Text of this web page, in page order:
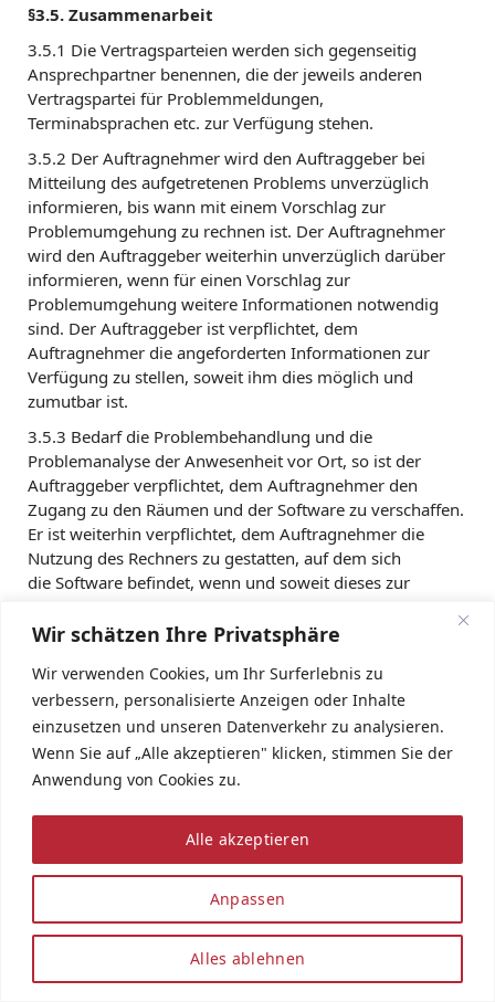
Wir schätzen Ihre Privatsphäre
Wir verwenden Cookies, um Ihr Surferlebnis zu
verbessern, personalisierte Anzeigen oder Inhalte
einzusetzen und unseren Datenverkehr zu analysieren.
Wenn Sie auf „Alle akzeptieren" klicken, stimmen Sie der
Anwendung von Cookies zu.
Anpassen
Alles ablehnen
Alle akzeptieren
§3.5. Zusammenarbeit
3.5.1 Die Vertragsparteien werden sich gegenseitig
Ansprechpartner benennen, die der jeweils anderen
Vertragspartei für Problemmeldungen,
Terminabsprachen etc. zur Verfügung stehen.
3.5.2 Der Auftragnehmer wird den Auftraggeber bei
Mitteilung des aufgetretenen Problems unverzüglich
informieren, bis wann mit einem Vorschlag zur
Problemumgehung zu rechnen ist. Der Auftragnehmer
wird den Auftraggeber weiterhin unverzüglich darüber
informieren, wenn für einen Vorschlag zur
Problemumgehung weitere Informationen notwendig
sind. Der Auftraggeber ist verpflichtet, dem
Auftragnehmer die angeforderten Informationen zur
Verfügung zu stellen, soweit ihm dies möglich und
zumutbar ist.
3.5.3 Bedarf die Problembehandlung und die
Problemanalyse der Anwesenheit vor Ort, so ist der
Auftraggeber verpflichtet, dem Auftragnehmer den
Zugang zu den Räumen und der Software zu verschaffen.
Er ist weiterhin verpflichtet, dem Auftragnehmer die
Nutzung des Rechners zu gestatten, auf dem sich
die Software befindet, wenn und soweit dieses zur
kann verlangen, dabei anwesend zu sein.
3.5.4 Der Auftragnehmer wird die Problembehandlungen
dokumentieren. Der Auftraggeber kann Einsicht in die
Dokumentationen verlangen.
3.5.5 Der Auftragnehmer wird den Auftraggeber
informieren, wenn aufgrund besonderer Umstände die
von Problemmitteilungen mehr als 24 Stunden nicht
gewährleistet ist. Er wird dem Auftraggeber in diesem
Falle für den betreffenden Zeitraum eine Ausweichlösung
3.5.6 Soweit der Auftraggeber die Software nicht vom
Auftragnehmer erworben hat, ist der Auftraggeber
verpflichtet, dem Auftragnehmer den Tag der Ablieferung